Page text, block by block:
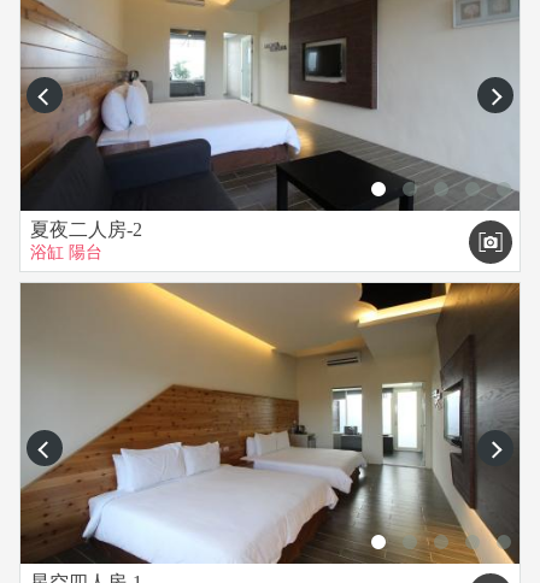
▲包棟房型-2間2人房，1間4人房，戶外草皮空間的使用，不包
含大廳。
▲入住時間：15:00~21:00
(請盡量於15:00後再抵達民宿，因12:00~15:00為民宿最混亂的
整理時間，怕招待不週，謝謝)
▲匯款後若因故欲更改日期，請於14日前通知，可保留房間三
個月，否則訂金沒收、恕不另行通知。
▲如遇颱風、地震等天災，交通因中斷，經當地縣政府或旅客
所在地政府發佈停止上班上課，方可退還訂金或保留訂金三個
▲若您須要訂房或想進一步洽詢任何問題，請與「墾丁民宿‧夏
野旅店」聯繫，電話【0913-637756、0985-812500】。
prev next
夏夜二人房-2
浴缸 陽台
prev next